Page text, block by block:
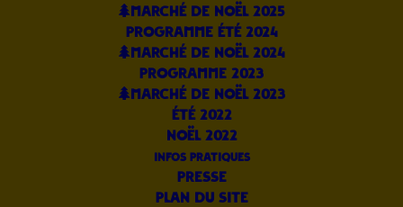
Marché de Noël 2025
Programme été 2024
Marché de Noël 2024
Programme 2023
Marché de Noël 2023
été 2022
Noël 2022
infos pratiques
Presse
Plan du site
Gratuit cet été !
Matmatah
2023 Je. 6 Juil.
Sam. 29 Juil.
Je. 17 Août